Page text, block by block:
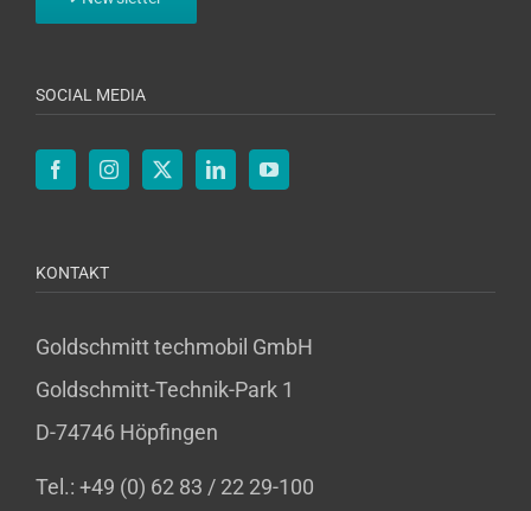
SOCIAL MEDIA
KONTAKT
Goldschmitt techmobil GmbH
Goldschmitt-Technik-Park 1
D-74746 Höpfingen
Tel.: +49 (0) 62 83 / 22 29-100